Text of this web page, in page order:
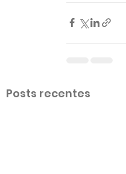
Posts recentes